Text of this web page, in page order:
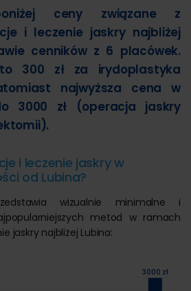
ceny związane z
i leczenie jaskry najbliżej
cenników z 6 placówek.
300 zł za irydoplastyka
najwyższa cena w
3000 zł (operacja jaskry
i leczenie jaskry w
od Lubina?
wizualnie minimalne i
metod w ramach
jaskry najbliżej Lubina:
3000 zł